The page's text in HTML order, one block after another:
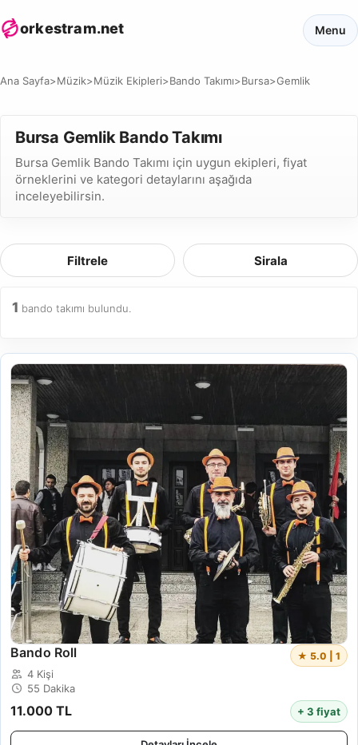
orkestram.net Menu
Ana Sayfa>Müzik>Müzik Ekipleri>Bando Takımı>Bursa>Gemlik
Bursa Gemlik Bando Takımı
Bursa Gemlik Bando Takımı için uygun ekipleri, fiyat
örneklerini ve kategori detaylarını aşağıda
inceleyebilirsin.
Filtrele Sirala
1 bando takımı bulundu.
Bando Roll ★ 5.0 | 1
4 Kişi
55 Dakika
11.000 TL + 3 fiyat